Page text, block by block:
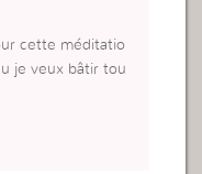
cette méditatio
je veux bâtir tou